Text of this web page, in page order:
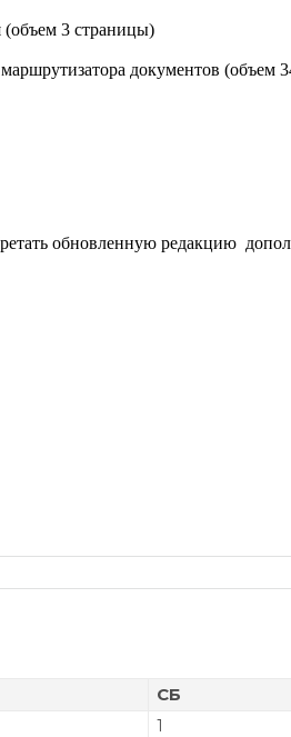
(объем 3 страницы)
документов (объем
обновленную редакцию
СБ
1